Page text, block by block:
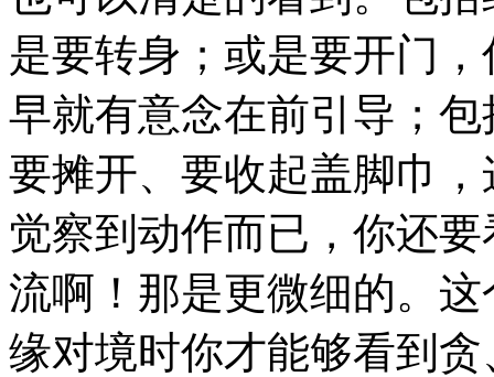
是要转身；或是要开门
早就有意念在前引导；
要摊开、要收起盖脚巾
觉察到动作而已，你还
流啊！那是更微细的。
缘对境时你才能够看到